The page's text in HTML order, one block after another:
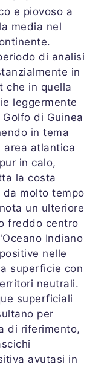
e piovoso a
media nel
di analisi
in
che in quella
leggermente
Golfo di Guinea
in tema
area atlantica
in calo,
la costa
molto tempo
un ulteriore
freddo centro
Indiano
nelle
superficie con
neutrali.
superficiali
per
di riferimento,
avutasi in